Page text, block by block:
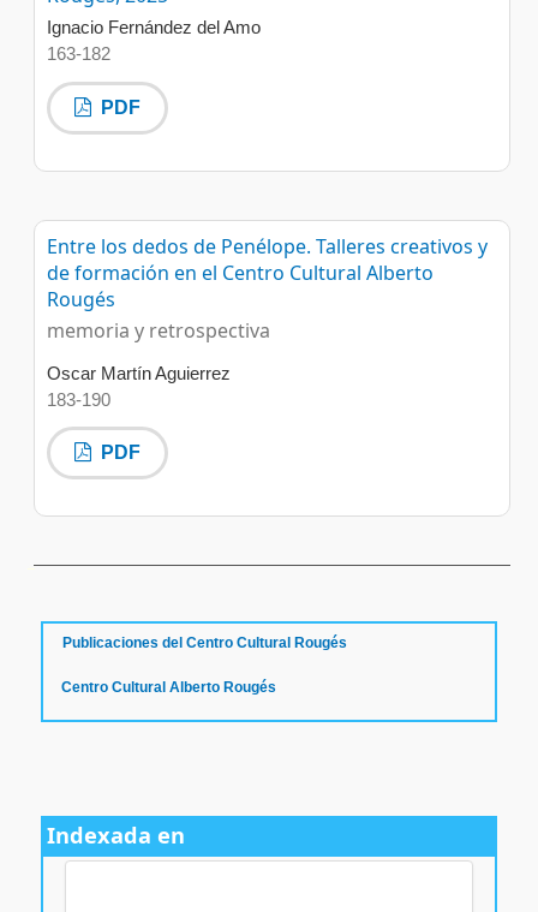
Ignacio Fernández del Amo
163-182
PDF
Entre los dedos de Penélope. Talleres creativos y
de formación en el Centro Cultural Alberto
Rougés
memoria y retrospectiva
Oscar Martín Aguierrez
183-190
PDF
Publicaciones del Centro Cultural Rougés
Centro Cultural Alberto Rougés
Indexada en